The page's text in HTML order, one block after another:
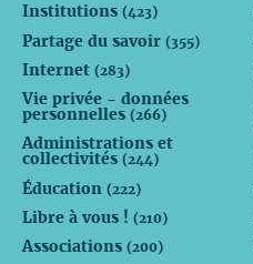
Institutions (423)
Partage du savoir (355)
Internet (283)
Vie privée - données
personnelles (266)
Administrations et
collectivités (244)
Éducation (222)
Libre à vous ! (210)
Associations (200)